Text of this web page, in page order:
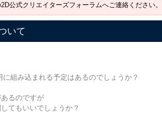
公式クリエイターズフォーラムへご連絡ください。
いて
組み込まれる予定はあるのでしょうか？
るのですが
てもいいでしょうか？